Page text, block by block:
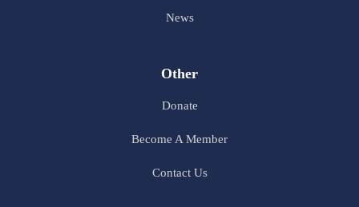
News
Other
Donate
Become A Member
Contact Us